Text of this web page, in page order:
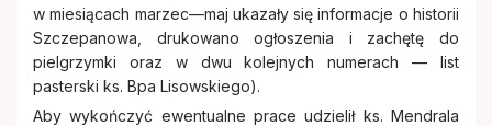
w miesiącach marzec—maj ukazały się informacje o historii
Szczepanowa, drukowano ogłoszenia i zachętę do
pielgrzymki oraz w dwu kolejnych numerach — list
pasterski ks. Bpa Lisowskiego).
Aby wykończyć ewentualne prace udzielił ks. Mendrala